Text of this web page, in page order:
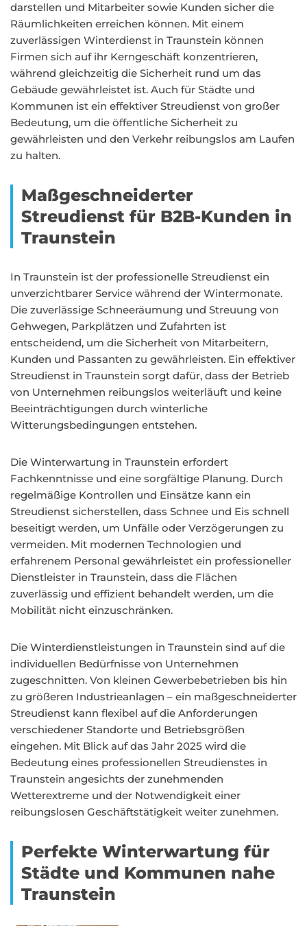
darstellen und Mitarbeiter sowie Kunden sicher die
Räumlichkeiten erreichen können. Mit einem
zuverlässigen Winterdienst in Traunstein können
Firmen sich auf ihr Kerngeschäft konzentrieren,
während gleichzeitig die Sicherheit rund um das
Gebäude gewährleistet ist. Auch für Städte und
Kommunen ist ein effektiver Streudienst von großer
Bedeutung, um die öffentliche Sicherheit zu
gewährleisten und den Verkehr reibungslos am Laufen
zu halten.
Maßgeschneiderter
Streudienst für B2B-Kunden in
Traunstein
In Traunstein ist der professionelle Streudienst ein
unverzichtbarer Service während der Wintermonate.
Die zuverlässige Schneeräumung und Streuung von
Gehwegen, Parkplätzen und Zufahrten ist
entscheidend, um die Sicherheit von Mitarbeitern,
Kunden und Passanten zu gewährleisten. Ein effektiver
Streudienst in Traunstein sorgt dafür, dass der Betrieb
von Unternehmen reibungslos weiterläuft und keine
Beeinträchtigungen durch winterliche
Witterungsbedingungen entstehen.
Die Winterwartung in Traunstein erfordert
Fachkenntnisse und eine sorgfältige Planung. Durch
regelmäßige Kontrollen und Einsätze kann ein
Streudienst sicherstellen, dass Schnee und Eis schnell
beseitigt werden, um Unfälle oder Verzögerungen zu
vermeiden. Mit modernen Technologien und
erfahrenem Personal gewährleistet ein professioneller
Dienstleister in Traunstein, dass die Flächen
zuverlässig und effizient behandelt werden, um die
Mobilität nicht einzuschränken.
Die Winterdienstleistungen in Traunstein sind auf die
individuellen Bedürfnisse von Unternehmen
zugeschnitten. Von kleinen Gewerbebetrieben bis hin
zu größeren Industrieanlagen – ein maßgeschneiderter
Streudienst kann flexibel auf die Anforderungen
verschiedener Standorte und Betriebsgrößen
eingehen. Mit Blick auf das Jahr 2025 wird die
Bedeutung eines professionellen Streudienstes in
Traunstein angesichts der zunehmenden
Wetterextreme und der Notwendigkeit einer
reibungslosen Geschäftstätigkeit weiter zunehmen.
Perfekte Winterwartung für
Städte und Kommunen nahe
Traunstein